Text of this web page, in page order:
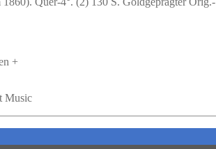
+
Music